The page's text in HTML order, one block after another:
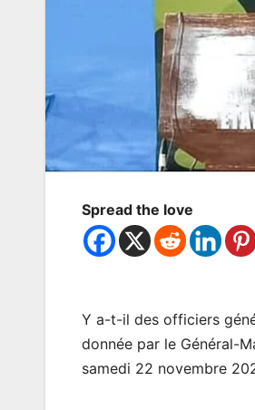
Spread the love
Y a-t-il des officiers
donnée par le Général-
samedi 22 novembre